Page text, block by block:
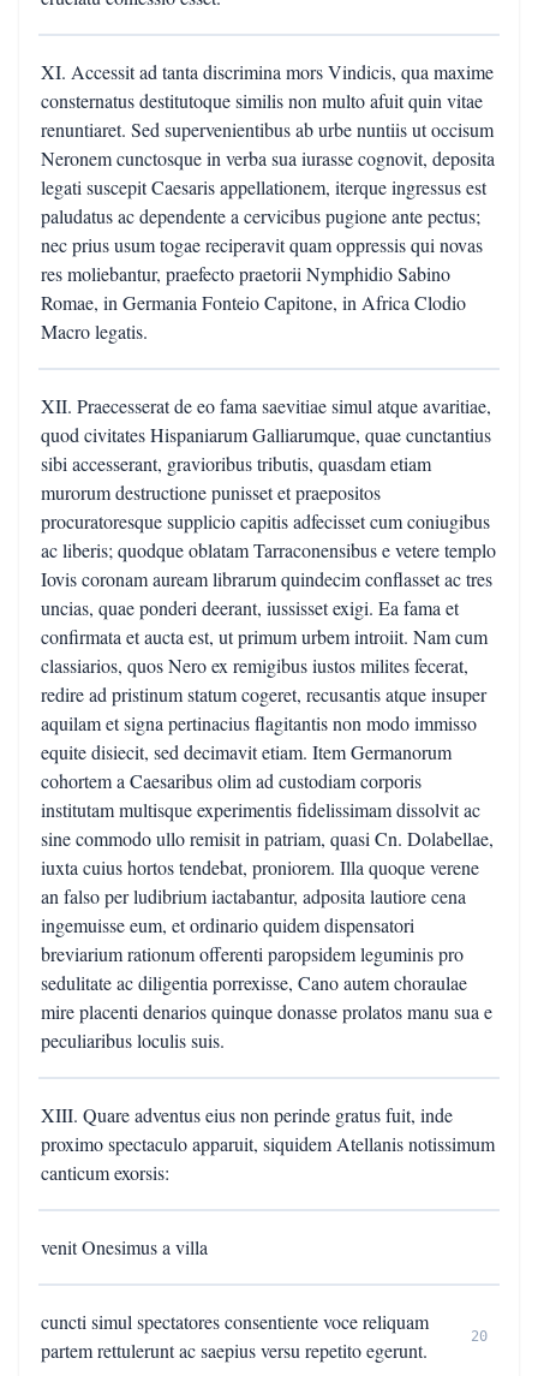
XI. Accessit ad tanta discrimina mors Vindicis, qua maxime
consternatus destitutoque similis non multo afuit quin vitae
renuntiaret. Sed supervenientibus ab urbe nuntiis ut occisum
Neronem cunctosque in verba sua iurasse cognovit, deposita
legati suscepit Caesaris appellationem, iterque ingressus est
paludatus ac dependente a cervicibus pugione ante pectus;
nec prius usum togae reciperavit quam oppressis qui novas
res moliebantur, praefecto praetorii Nymphidio Sabino
Romae, in Germania Fonteio Capitone, in Africa Clodio
Macro legatis.
XII. Praecesserat de eo fama saevitiae simul atque avaritiae,
quod civitates Hispaniarum Galliarumque, quae cunctantius
sibi accesserant, gravioribus tributis, quasdam etiam
murorum destructione punisset et praepositos
procuratoresque supplicio capitis adfecisset cum coniugibus
ac liberis; quodque oblatam Tarraconensibus e vetere templo
Iovis coronam auream librarum quindecim conflasset ac tres
uncias, quae ponderi deerant, iussisset exigi. Ea fama et
confirmata et aucta est, ut primum urbem introiit. Nam cum
classiarios, quos Nero ex remigibus iustos milites fecerat,
redire ad pristinum statum cogeret, recusantis atque insuper
aquilam et signa pertinacius flagitantis non modo immisso
equite disiecit, sed decimavit etiam. Item Germanorum
cohortem a Caesaribus olim ad custodiam corporis
institutam multisque experimentis fidelissimam dissolvit ac
sine commodo ullo remisit in patriam, quasi Cn. Dolabellae,
iuxta cuius hortos tendebat, proniorem. Illa quoque verene
an falso per ludibrium iactabantur, adposita lautiore cena
ingemuisse eum, et ordinario quidem dispensatori
breviarium rationum offerenti paropsidem leguminis pro
sedulitate ac diligentia porrexisse, Cano autem choraulae
mire placenti denarios quinque donasse prolatos manu sua e
peculiaribus loculis suis.
XIII. Quare adventus eius non perinde gratus fuit, inde
proximo spectaculo apparuit, siquidem Atellanis notissimum
canticum exorsis:
venit Onesimus a villa
cuncti simul spectatores consentiente voce reliquam
partem rettulerunt ac saepius versu repetito egerunt.
20